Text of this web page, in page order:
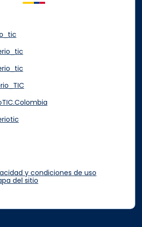
y condiciones de uso
del sitio